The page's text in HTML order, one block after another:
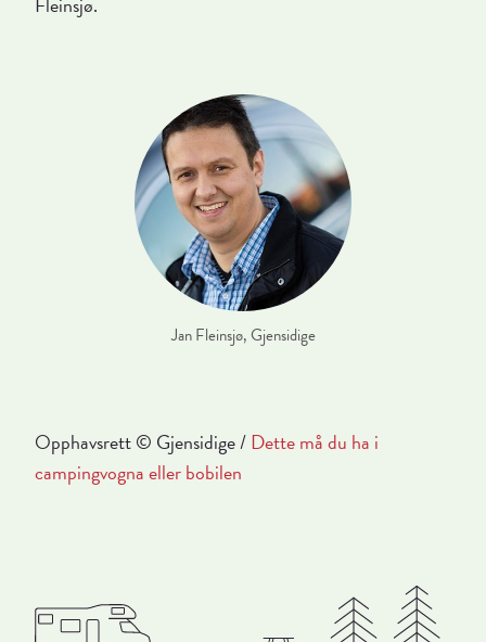
Jan Fleinsjø, Gjensidige
Opphavsrett © Gjensidige /Dette må du ha i
campingvogna eller bobilen